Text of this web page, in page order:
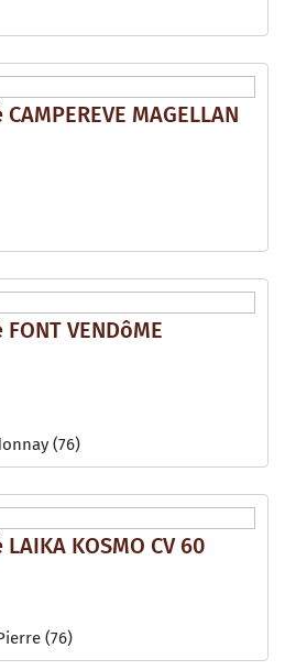
MAGELLAN
VENDôME
(76)
KOSMO CV 60
(76)